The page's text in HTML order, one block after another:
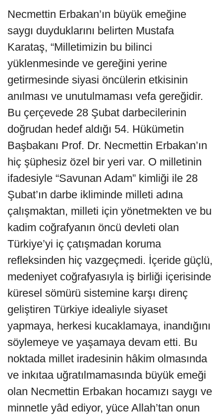
Necmettin Erbakan’ın büyük emeğine
saygı duyduklarını belirten Mustafa
Karataş, “Milletimizin bu bilinci
yüklenmesinde ve gereğini yerine
getirmesinde siyasi öncülerin etkisinin
anılması ve unutulmaması vefa gereğidir.
Bu çerçevede 28 Şubat darbecilerinin
doğrudan hedef aldığı 54. Hükümetin
Başbakanı Prof. Dr. Necmettin Erbakan’ın
hiç şüphesiz özel bir yeri var. O milletinin
ifadesiyle “Savunan Adam” kimliği ile 28
Şubat’ın darbe ikliminde milleti adına
çalışmaktan, milleti için yönetmekten ve bu
kadim coğrafyanın öncü devleti olan
Türkiye’yi iç çatışmadan koruma
refleksinden hiç vazgeçmedi. İçeride güçlü,
medeniyet coğrafyasıyla iş birliği içerisinde
küresel sömürü sistemine karşı direnç
geliştiren Türkiye idealiyle siyaset
yapmaya, herkesi kucaklamaya, inandığını
söylemeye ve yaşamaya devam etti. Bu
noktada millet iradesinin hâkim olmasında
ve inkıtaa uğratılmamasında büyük emeği
olan Necmettin Erbakan hocamızı saygı ve
minnetle yâd ediyor, yüce Allah’tan onun